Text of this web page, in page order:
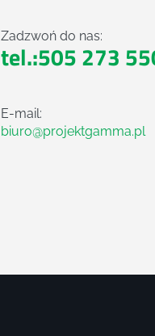
Zadzwoń do nas:
tel.:505 273
E-mail:
biuro@projektgamma.pl